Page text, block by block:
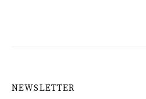
NEWSLETTER